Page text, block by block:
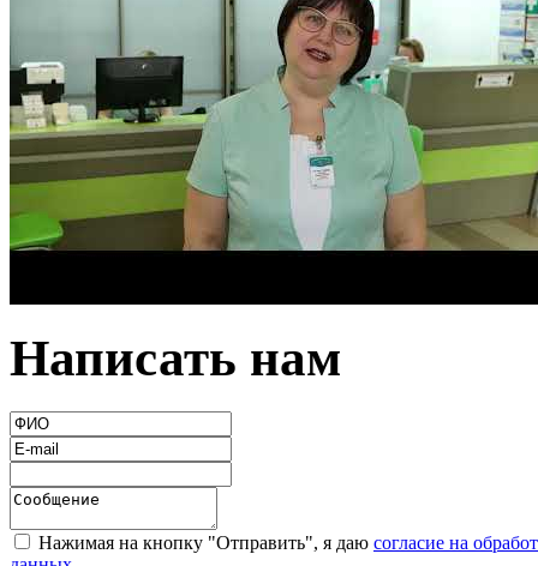
Написать нам
Нажимая на кнопку "Отправить", я даю согласие на